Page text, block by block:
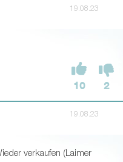
19.08.23
10 2
19.08.23
verkaufen (Laimer